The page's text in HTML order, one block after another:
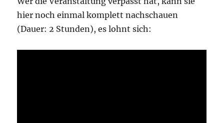
hier noch einmal komplett nachschauen
(Dauer: 2 Stunden), es lohnt sich: